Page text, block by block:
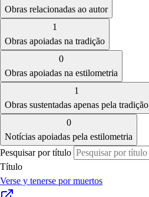
Obras relacionadas ao autor
1
Obras apoiadas na tradição
0
Obras apoiadas na estilometria
1
Obras sustentadas apenas pela tradição
0
Notícias apoiadas pela estilometria
Pesquisar por título
Título
Verse y tenerse por muertos